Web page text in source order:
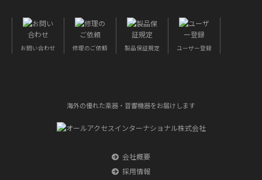
海外の優れた楽器・音響機器をお届けします
会社概要
採用情報
お問い合わせ 修理のご依頼 製品保証規定 ユーザー登録